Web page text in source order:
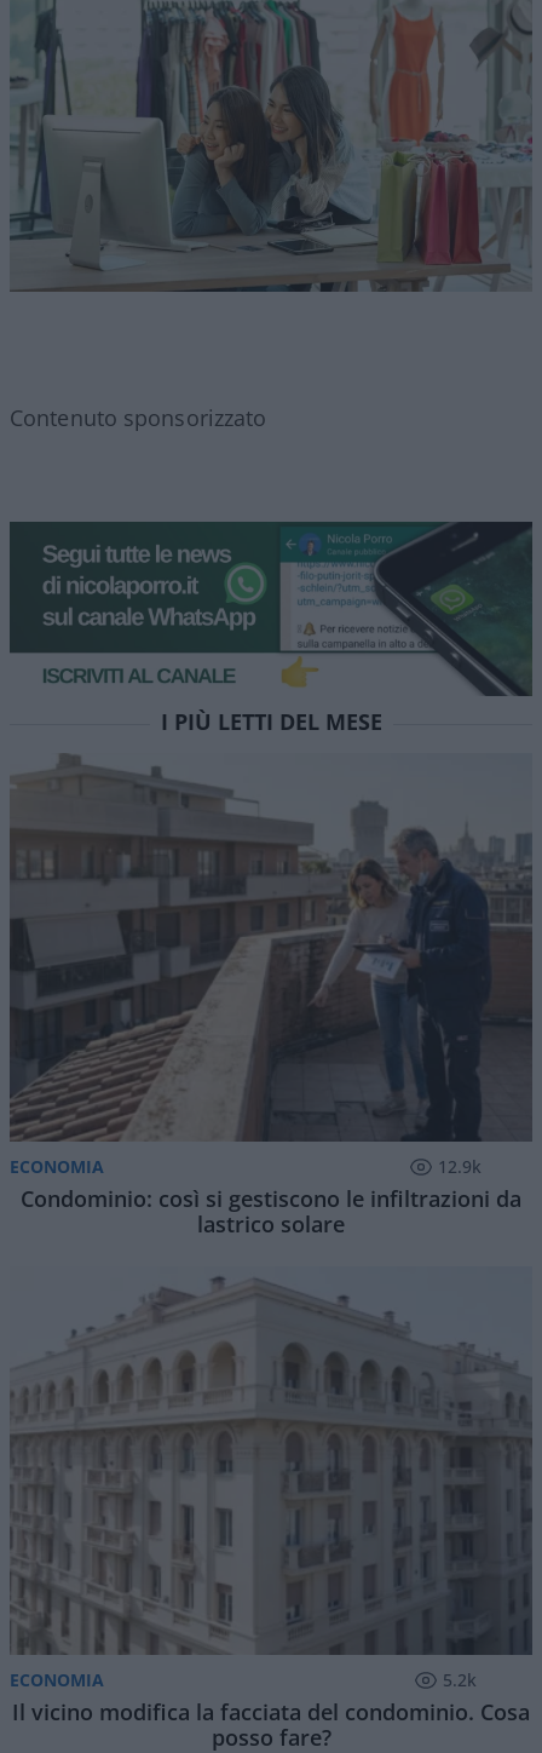
Contenuto sponsorizzato
I PIÙ LETTI DEL MESE
ECONOMIA 12.9k
Condominio: così si gestiscono le infiltrazioni da
lastrico solare
ECONOMIA 5.2k
Il vicino modifica la facciata del condominio. Cosa
posso fare?